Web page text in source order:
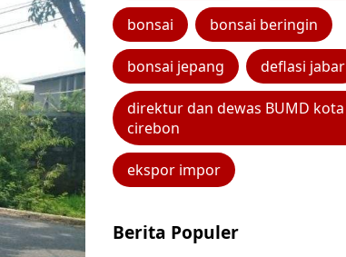
bonsai bonsai beringin
bonsai jepang deflasi jabar
direktur dan dewas BUMD kota
cirebon
ekspor impor
Berita Populer